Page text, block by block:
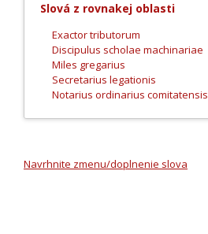
Slová z rovnakej oblasti
Exactor tributorum
Discipulus scholae machinariae
Miles gregarius
Secretarius legationis
Notarius ordinarius comitatensis
Navrhnite zmenu/doplnenie slova